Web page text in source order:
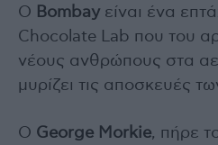
Ο Bombay είναι ένα
Chocolate Lab που του
νέους ανθρώπους στα
μυρίζει τις αποσκευές
Ο George Morkie, πήρε